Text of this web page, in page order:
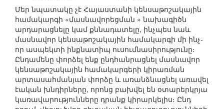
Մեր նպատակը չէ Հայաստանի կենսաթոշակային
համակարգի «մասնավորեցման » նախագիծն
արդարացնելը կամ քննադատելը, ինչպես նաև
մասնավոր կենսաթոշակային համակարգի մի ինչ-
որ ասպեկտի ինքնատիպ ուսումնասիրությունը։
Ընդամենը փորձել ենք ընդհանրացնել մասնավոր
կենսաթոշակային համակարգերի կիրառման
արտասահմանյան փորձը և առանձնացնել առավել
էական խնդիրները, որոնց բախվել են օտարերկրյա
կառավարությունները դրանք կիրարկելիս։ Ընդ